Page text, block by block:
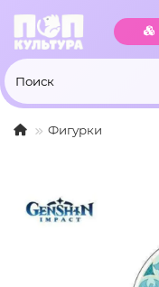
Фигурки